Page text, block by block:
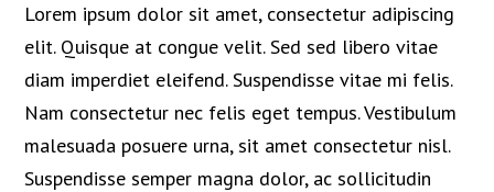
Lorem ipsum dolor sit amet, consectetur adipiscing
elit. Quisque at congue velit. Sed sed libero vitae
diam imperdiet eleifend. Suspendisse vitae mi felis.
Nam consectetur nec felis eget tempus. Vestibulum
malesuada posuere urna, sit amet consectetur nisl.
Suspendisse semper magna dolor, ac sollicitudin